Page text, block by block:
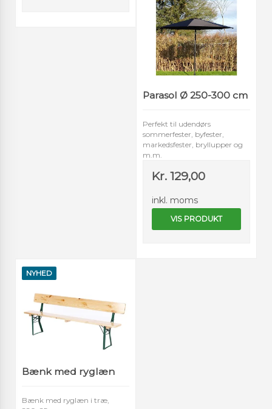
Parasol Ø 250-300 cm
Perfekt til udendørs
sommerfester, byfester,
markedsfester, bryllupper og
m.m.
Kr. 129,00
inkl. moms
VIS PRODUKT
NYHED
Bænk med ryglæn
Bænk med ryglæn i træ,